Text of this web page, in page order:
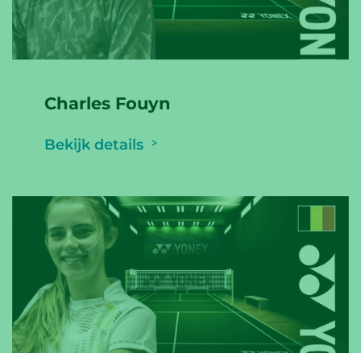
Charles Fouyn
Bekijk details